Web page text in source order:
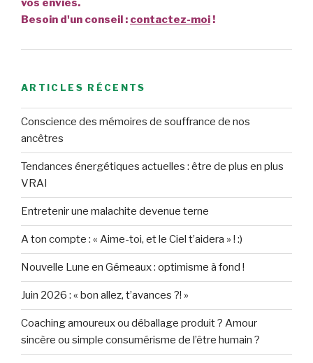
vos envies.
Besoin d'un conseil : contactez-moi!
ARTICLES RÉCENTS
Conscience des mémoires de souffrance de nos
ancêtres
Tendances énergétiques actuelles : être de plus en plus
VRAI
Entretenir une malachite devenue terne
A ton compte : « Aime-toi, et le Ciel t’aidera » ! :)
Nouvelle Lune en Gémeaux : optimisme à fond !
Juin 2026 : « bon allez, t’avances ?! »
Coaching amoureux ou déballage produit ? Amour
sincère ou simple consumérisme de l’être humain ?